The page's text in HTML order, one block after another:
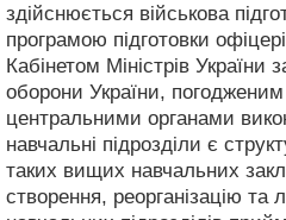
здійснюється військова
програмою підготовки
Кабінетом Міністрів України
оборони України,
центральними органами
навчальні підрозділи є
таких вищих навчальних
створення, реорганізацію та